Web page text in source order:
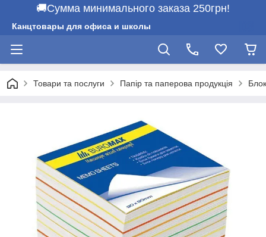
🚚Сумма минимального заказа 250грн!
Канцтовары для офиса и школы
Товари та послуги Папір та паперова продукція